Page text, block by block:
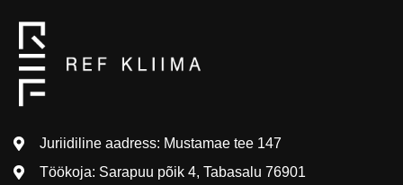
Juriidiline aadress: Mustamae tee 147
Töökoja: Sarapuu põik 4, Tabasalu 76901